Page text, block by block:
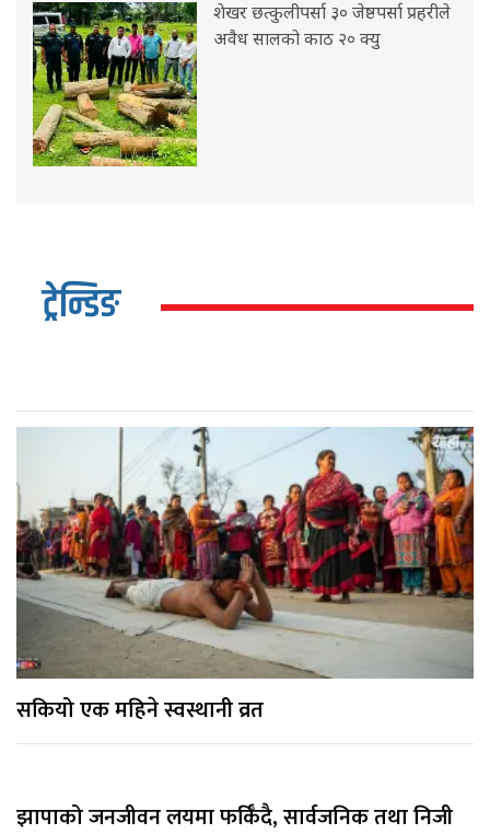
शेखर छत्कुलीपर्सा ३० जेष्ठपर्सा प्रहरीले
अवैध सालको काठ २० क्यु
ट्रेन्डिङ
सकियो एक महिने स्वस्थानी व्रत
झापाको जनजीवन लयमा फर्किँदै, सार्वजनिक तथा निजी